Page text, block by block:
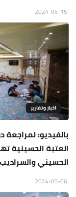
اخبار وتقارير
بالفيديو: لمراجعة
العتبة الحسينية
الحسيني والسراديب